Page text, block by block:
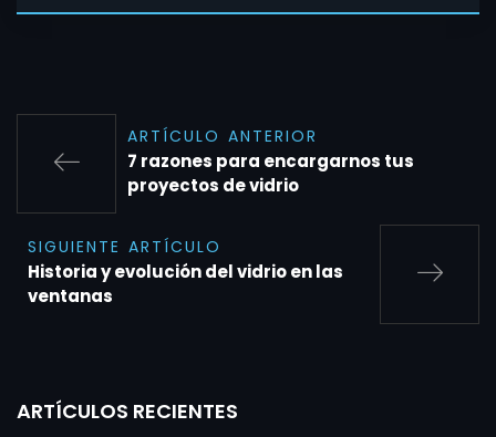
ARTÍCULO ANTERIOR
7 razones para encargarnos tus
proyectos de vidrio
SIGUIENTE ARTÍCULO
Historia y evolución del vidrio en las
ventanas
ARTÍCULOS RECIENTES